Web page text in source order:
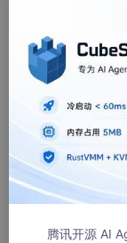
微信小程序真
做内
1044人浏
最近在做微信小程
就请求失败。
腾讯开源 AI